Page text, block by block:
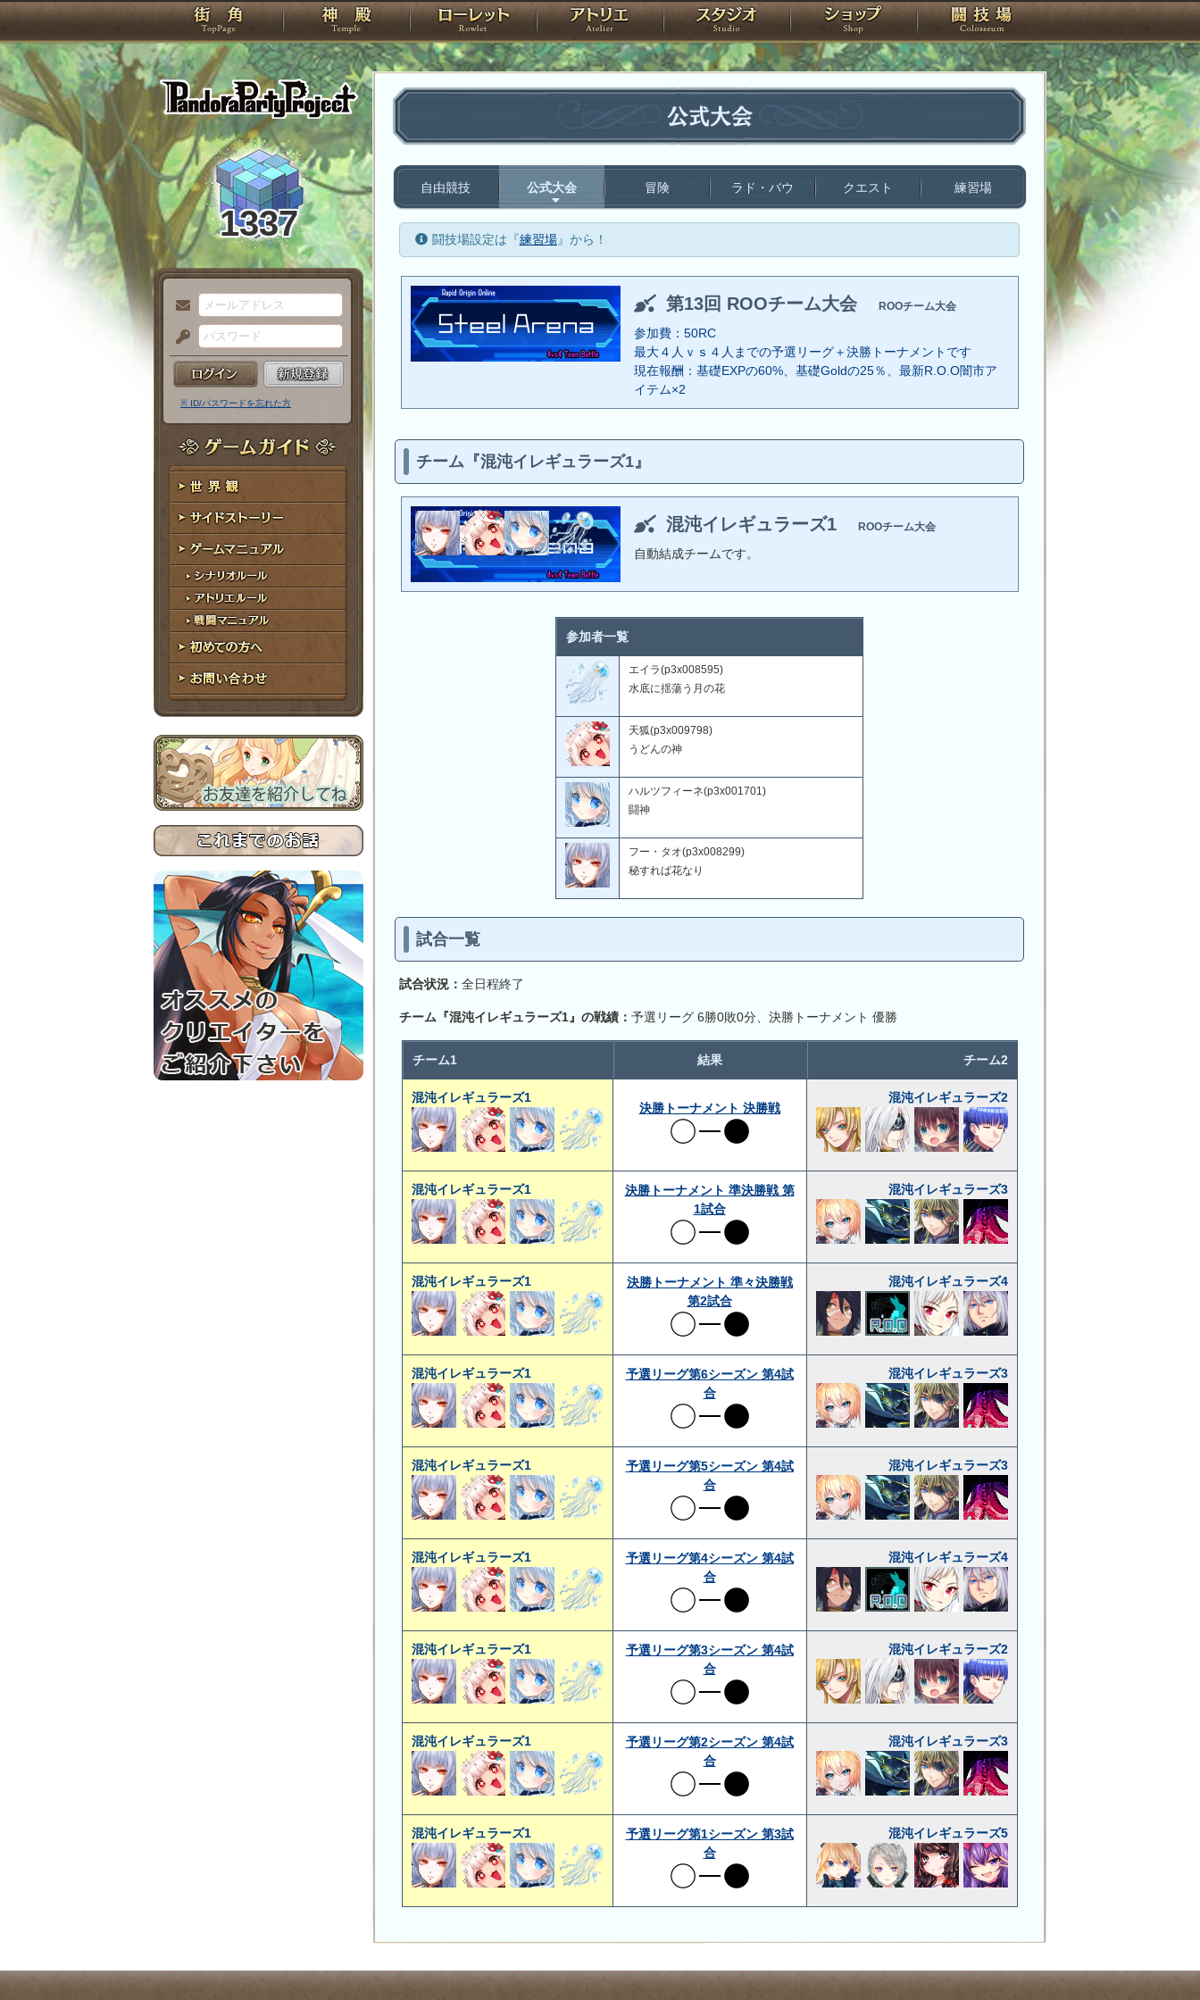
PandoraPartyProject
TOP 神殿 ローレット アトリエ スタジオ ショップ 闘技場
1337
メ
ー
ル
ア
ド
レ
ス
パ
ス
ー
ド
※ ID/パスワードを忘れた方
ゲームガイド
世界観
サイドストーリー
ゲームマニュアル
シナリオルール
アトリエルール
戦闘マニュアル
初めての方へ
お問い合わせ
公式大会
自由競技 公式大会 冒険 ラド・バウ クエスト 練習場
闘技場設定は『練習場』から！
第13回 ROOチーム大会 ROOチーム大会
参加費：50RC
最大４人ｖｓ４人までの予選リーグ＋決勝トーナメントです
現在報酬：基礎EXPの60%、基礎Goldの25％、最新R.O.O闇市ア
イテム×2
チーム『混沌イレギュラーズ1』
混沌イレギュラーズ1 ROOチーム大会
自動結成チームです。
参加者一覧
エイラ(p3x008595)
水底に揺蕩う月の花
天狐(p3x009798)
うどんの神
ハルツフィーネ(p3x001701)
闘神
フー・タオ(p3x008299)
秘すれば花なり
試合一覧
試合状況： 全日程終了
チーム『混沌イレギュラーズ1』の戦績： 予選リーグ 6勝0敗0分、決勝トーナメント 優勝
チーム1 結果 チーム2
混沌イレギュラーズ1
決勝トーナメント 決勝戦
混沌イレギュラーズ2
混沌イレギュラーズ1
決勝トーナメント 準決勝戦 第
1試合
混沌イレギュラーズ3
混沌イレギュラーズ1
決勝トーナメント 準々決勝戦
第2試合
混沌イレギュラーズ4
混沌イレギュラーズ1
予選リーグ第6シーズン 第4試
合
混沌イレギュラーズ3
混沌イレギュラーズ1
予選リーグ第5シーズン 第4試
合
混沌イレギュラーズ3
混沌イレギュラーズ1
予選リーグ第4シーズン 第4試
合
混沌イレギュラーズ4
混沌イレギュラーズ1
予選リーグ第3シーズン 第4試
合
混沌イレギュラーズ2
混沌イレギュラーズ1
予選リーグ第2シーズン 第4試
合
混沌イレギュラーズ3
混沌イレギュラーズ1
予選リーグ第1シーズン 第3試
合
混沌イレギュラーズ5